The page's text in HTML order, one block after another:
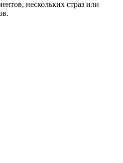
нескольких страз или